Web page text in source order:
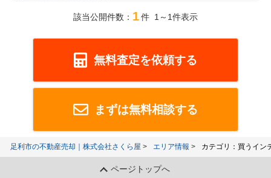
該当公開件数： 1件 1～1件表示
無料査定を依頼する
まずは無料相談する
足利市の不動産売却｜株式会社さくら屋 エリア情報 カテゴリ：買うイン
ページトップへ